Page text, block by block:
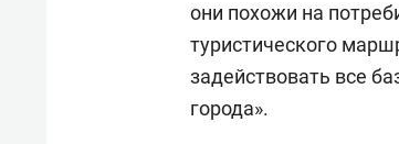
они похожи на
туристического
задействовать все
города».